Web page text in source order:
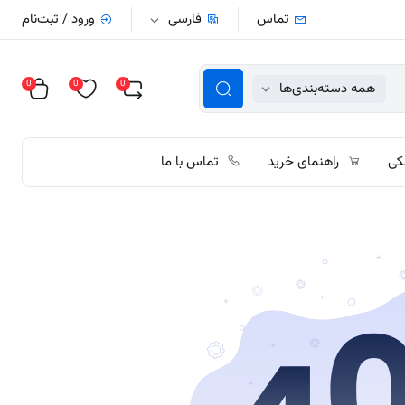
تماس فارسی ورود / ثبت‌نام
همه دسته‌بندی‌ها 0
0
0
راهنمای خرید تماس با ما